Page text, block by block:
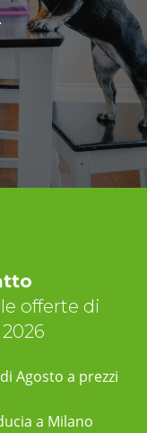
offerte di
Agosto a prezzi
a Milano